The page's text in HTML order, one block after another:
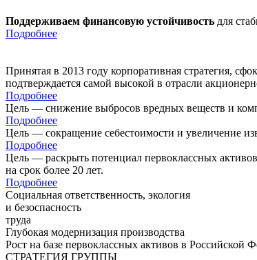
Поддерживаем финансовую устойчивость для
Подробнее
Принятая в 2013 году корпоративная стратегия,
подтверждается самой высокой в отрасли
Подробнее
Цель — снижение выбросов вредных веществ и
Подробнее
Цель — сокращение себестоимости и увеличение
Подробнее
Цель — раскрыть потенциал первоклассных
на срок более 20 лет.
Подробнее
Социальная ответственность, экология
и безоспасность
труда
Глубокая модернизация производства
Рост на базе первоклассных активов в Российской
СТРАТЕГИЯ ГРУППЫ